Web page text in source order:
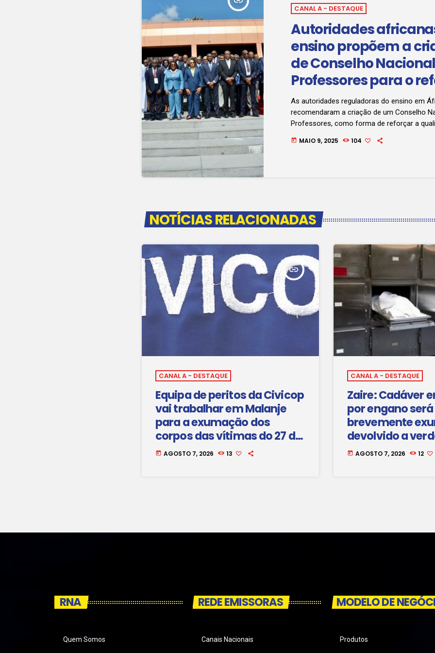
CANAL A - DESTAQUE
Autoridades
ensino propõem a
de Conselho
Professores para o
da qualidade da
docente
As autoridades reguladoras do ensino em
recomendaram a criação de um Conselho
Professores, como forma de reforçar a
apresentada durante a 12.ª Conferência da
today MAIO 9, 2025 104
NOTÍCIAS RELACIONADAS
insert_link
CANAL A - DESTAQUE
Equipa de peritos da Civicop
vai trabalhar em Malanje
para a exumação dos
corpos das vítimas do 27 de
Maio.
today AGOSTO 7, 2026 13
CANAL A - DESTAQUE
Zaire: Cadáver
por engano será
brevemente
devolvido a
família
today AGOSTO 7, 2026 12
RNA
Quem Somos
REDE EMISSORAS
Canais Nacionais
MODELO DE
Produtos